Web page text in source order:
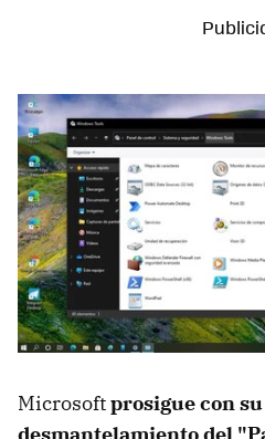
Microsoftprosigue con